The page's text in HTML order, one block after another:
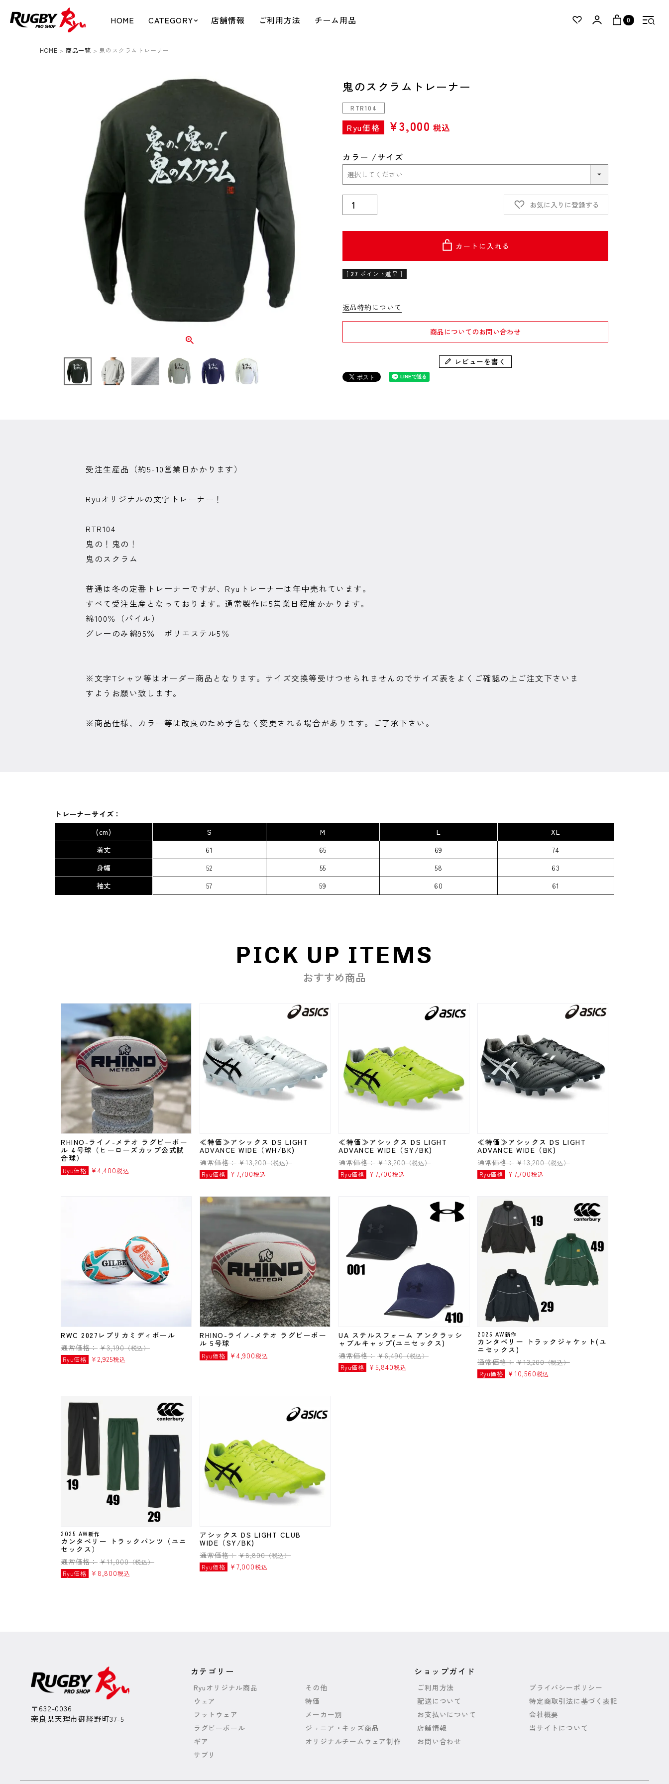
HOME CATEGORY 店舗情報 ご利用方法 チーム用品 0
HOME 商品一覧 鬼のスクラムトレーナー
鬼のスクラムトレーナー
RTR104
Ryu価格 ¥3,000 税込
カラー サイズ
お気に入りに登録する
カートに入れる
[ 27 ポイント進呈 ]
返品特約について
商品についてのお問い合わせ
レビューを書く
受注生産品（約5-10営業日かかります）
Ryuオリジナルの文字トレーナー！
RTR104
鬼の！鬼の！
鬼のスクラム
普通は冬の定番トレーナーですが、Ryuトレーナーは年中売れています。
すべて受注生産となっております。通常製作に5営業日程度かかります。
綿100％（パイル）
グレーのみ綿95％ ポリエステル5％
※文字Tシャツ等はオーダー商品となります。サイズ交換等受けつせられませんのでサイズ表をよくご確認の上ご注文下さいま
すようお願い致します。
※商品仕様、カラー等は改良のため予告なく変更される場合があります。ご了承下さい。
トレーナーサイズ：
(cm)
S M L
XL
着丈
61 65 69
74
身幅
52 55 58
63
袖丈
57 59 60 61
PICK UP ITEMS
おすすめ商品
RHINO-ライノ-メテオ ラグビーボー
ル 4号球（ヒーローズカップ公式試
合球）
Ryu価格 ¥ 4,400税込
≪特価≫アシックス DS LIGHT
ADVANCE WIDE（WH/BK)
通常価格： ¥13,200（税込）
Ryu価格
¥ 7,700税込
≪特価≫アシックス DS LIGHT
ADVANCE WIDE（SY/BK)
通常価格： ¥13,200（税込）
Ryu価格
¥ 7,700税込
≪特価≫アシックス DS LIGHT
ADVANCE WIDE（BK)
通常価格： ¥13,200（税込）
Ryu価格
¥ 7,700税込
RWC 2027レプリカミディボール
通常価格： ¥3,190（税込）
Ryu価格
¥ 2,925税込
RHINO-ライノ-メテオ ラグビーボー
ル 5号球
Ryu価格 ¥ 4,900税込
UA ステルスフォーム アンクラッシ
ャブルキャップ(ユニセックス)
通常価格： ¥6,490（税込）
Ryu価格
¥ 5,840税込
2025 AW新作
カンタベリー トラックジャケット(ユ
ニセックス)
通常価格： ¥13,200（税込）
Ryu価格
¥ 10,560税込
2025 AW新作
カンタベリー トラックパンツ（ユニ
セックス）
通常価格： ¥11,000（税込）
Ryu価格
¥ 8,800税込
アシックス DS LIGHT CLUB
WIDE（SY/BK)
通常価格： ¥8,800（税込）
Ryu価格
¥ 7,000税込
〒632-0036
奈良県天理市御経野町37-5
カテゴリー
Ryuオリジナル商品
ウェア
フットウェア
ラグビーボール
ギア
サプリ
その他
特価
メーカー別
ジュニア・キッズ商品
オリジナルチームウェア制作
ショップガイド
ご利用方法
配送について
お支払いについて
店舗情報
お問い合わせ
プライバシーポリシー
特定商取引法に基づく表記
会社概要
当サイトについて